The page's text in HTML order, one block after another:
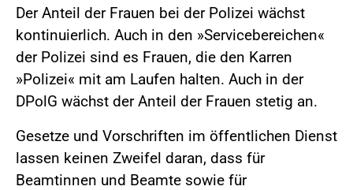
Der Anteil der Frauen bei der Polizei wächst
kontinuierlich. Auch in den »Servicebereichen«
der Polizei sind es Frauen, die den Karren
»Polizei« mit am Laufen halten. Auch in der
DPolG wächst der Anteil der Frauen stetig an.
Gesetze und Vorschriften im öffentlichen Dienst
lassen keinen Zweifel daran, dass für
Beamtinnen und Beamte sowie für